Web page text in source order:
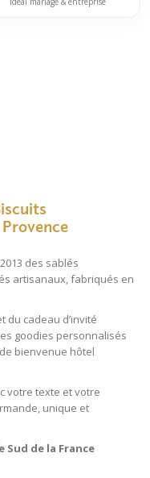
des sablés
artisanaux, fabriqués en
du cadeau d’invité
goodies personnalisés
bienvenue hôtel
votre texte et votre
unique et
Sud de la France